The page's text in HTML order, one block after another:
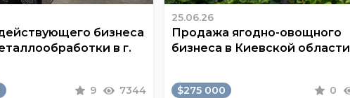
бизнеса
в г.
9 7344
25.06.26
Продажа ягодно-овощного
бизнеса в Киевской области
$275 000 0